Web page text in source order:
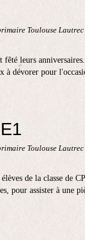
Toulouse Lautrec
leurs
à dévorer pour
Toulouse Lautrec
de la classe de
pour assister à une